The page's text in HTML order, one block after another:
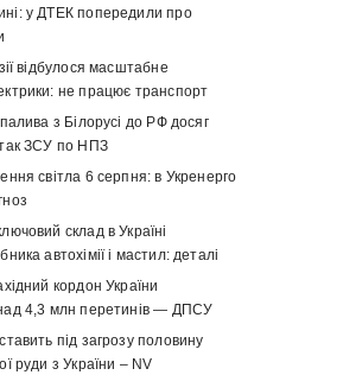
у ДТЕК попередили про
відбулося масштабне
не працює транспорт
з Білорусі до РФ досяг
ЗСУ по НПЗ
світла 6 серпня: в Укренерго
склад в Україні
автохімії і мастил: деталі
кордон України
4,3 млн перетинів — ДПСУ
під загрозу половину
руди з України – NV